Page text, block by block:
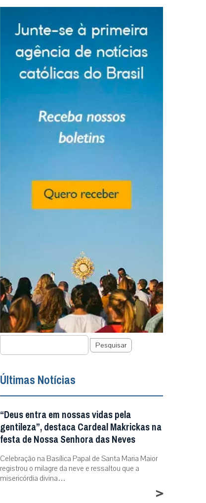
Pesquisar
Últimas Notícias
“Deus entra em nossas vidas pela
gentileza”, destaca Cardeal Makrickas na
festa de Nossa Senhora das Neves
Celebração na Basílica Papal de Santa Maria Maior
registrou o milagre da neve e ressaltou que a
misericórdia divina…
>